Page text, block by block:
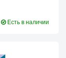
Есть в наличии